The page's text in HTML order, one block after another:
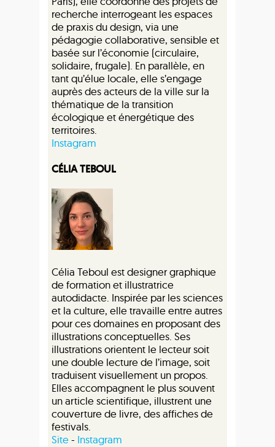
recherche interrogeant les espaces
de praxis du design, via une
pédagogie collaborative, sensible et
basée sur l’économie (circulaire,
solidaire, frugale). En parallèle, en
tant qu’élue locale, elle s’engage
auprès des acteurs de la ville sur la
thématique de la transition
écologique et énergétique des
territoires.
Instagram
CÉLIA TEBOUL
Célia Teboul est designer graphique
de formation et illustratrice
autodidacte. Inspirée par les sciences
et la culture, elle travaille entre autres
pour ces domaines en proposant des
illustrations conceptuelles. Ses
illustrations orientent le lecteur soit
une double lecture de l’image, soit
traduisent visuellement un propos.
Elles accompagnent le plus souvent
un article scientifique, illustrent une
couverture de livre, des affiches de
festivals.
Site - Instagram